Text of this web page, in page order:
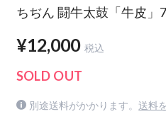
ちぢん 闘牛太鼓「牛皮」
¥12,000 税込
SOLD OUT
別途送料がかかります。 送料